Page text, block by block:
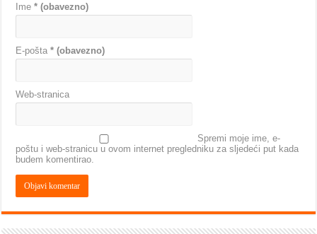
Ime* (obavezno)
E-pošta* (obavezno)
Web-stranica
Spremi moje ime, e-
poštu i web-stranicu u ovom internet pregledniku za sljedeći put kada
budem komentirao.